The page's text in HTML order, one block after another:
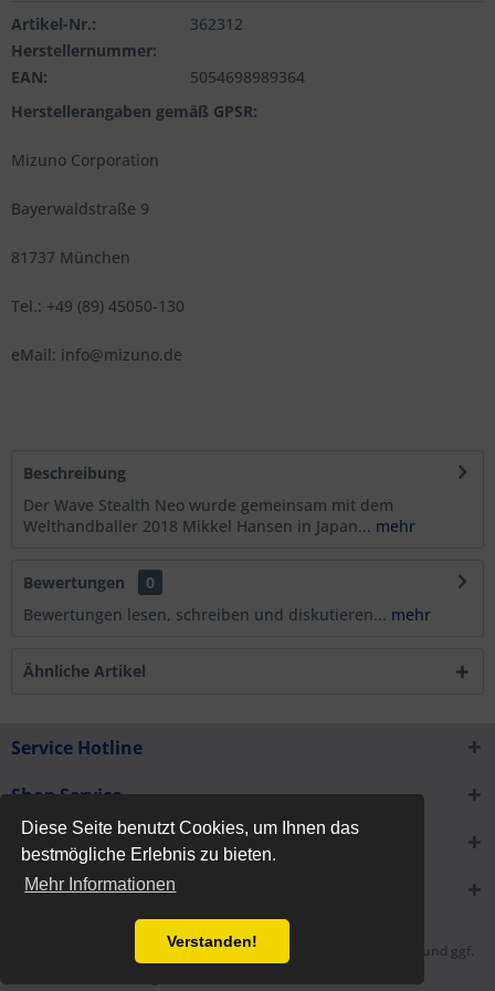
Diese Seite benutzt Cookies, um Ihnen das
bestmögliche Erlebnis zu bieten.
Mehr Informationen
Verstanden!
Artikel-Nr.:
362312
Herstellernummer:
EAN:
5054698989364
Herstellerangaben gemäß GPSR:
Mizuno Corporation
Bayerwaldstraße 9
81737 München
Tel.: +49 (89) 45050-130
eMail: info@mizuno.de
Beschreibung
Der Wave Stealth Neo wurde gemeinsam mit dem
Welthandballer 2018 Mikkel Hansen in Japan... mehr
Bewertungen
0
Bewertungen lesen, schreiben und diskutieren... mehr
Ähnliche Artikel
Service Hotline
Shop Service
Informationen
Newsletter
* Alle Preise inkl. gesetzl. Mehrwertsteuer zzgl.
und ggf.